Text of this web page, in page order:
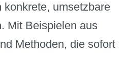
konkrete, umsetzbare
Mit Beispielen aus
Methoden, die sofort